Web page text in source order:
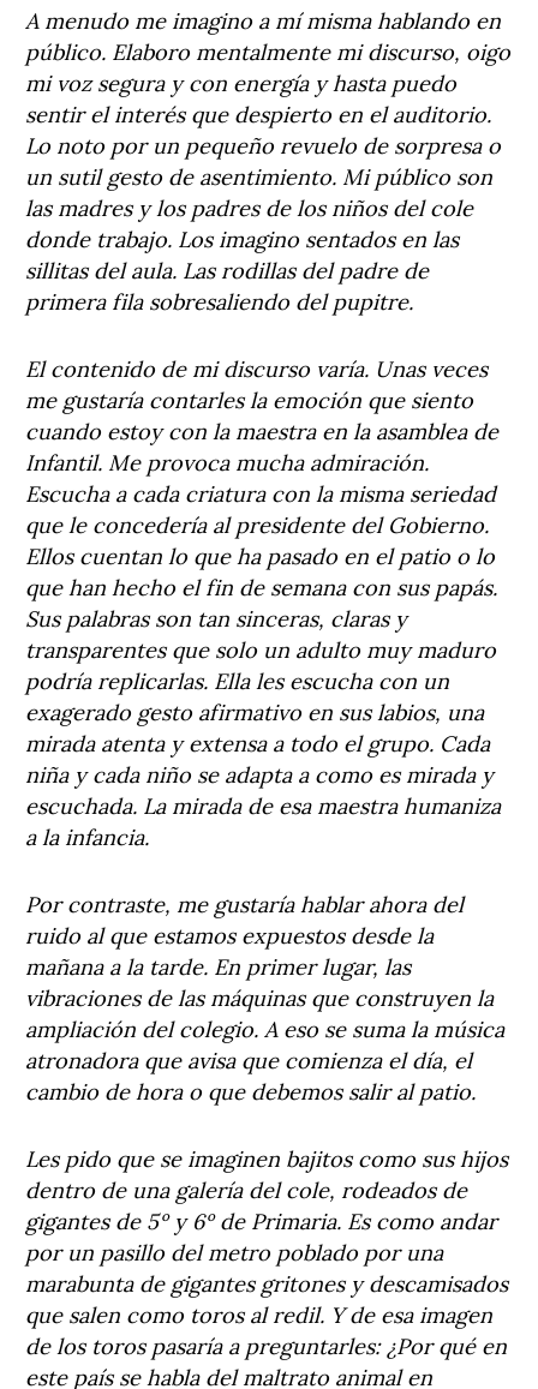
A menudo me imagino a mí misma hablando en
público. Elaboro mentalmente mi discurso, oigo
mi voz segura y con energía y hasta puedo
sentir el interés que despierto en el auditorio.
Lo noto por un pequeño revuelo de sorpresa o
un sutil gesto de asentimiento. Mi público son
las madres y los padres de los niños del cole
donde trabajo. Los imagino sentados en las
sillitas del aula. Las rodillas del padre de
primera fila sobresaliendo del pupitre.
El contenido de mi discurso varía. Unas veces
me gustaría contarles la emoción que siento
cuando estoy con la maestra en la asamblea de
Infantil. Me provoca mucha admiración.
Escucha a cada criatura con la misma seriedad
que le concedería al presidente del Gobierno.
Ellos cuentan lo que ha pasado en el patio o lo
que han hecho el fin de semana con sus papás.
Sus palabras son tan sinceras, claras y
transparentes que solo un adulto muy maduro
podría replicarlas. Ella les escucha con un
exagerado gesto afirmativo en sus labios, una
mirada atenta y extensa a todo el grupo. Cada
niña y cada niño se adapta a como es mirada y
escuchada. La mirada de esa maestra humaniza
a la infancia.
Por contraste, me gustaría hablar ahora del
ruido al que estamos expuestos desde la
mañana a la tarde. En primer lugar, las
vibraciones de las máquinas que construyen la
ampliación del colegio. A eso se suma la música
atronadora que avisa que comienza el día, el
cambio de hora o que debemos salir al patio.
Les pido que se imaginen bajitos como sus hijos
dentro de una galería del cole, rodeados de
gigantes de 5º y 6º de Primaria. Es como andar
por un pasillo del metro poblado por una
marabunta de gigantes gritones y descamisados
que salen como toros al redil. Y de esa imagen
de los toros pasaría a preguntarles: ¿Por qué en
este país se habla del maltrato animal en